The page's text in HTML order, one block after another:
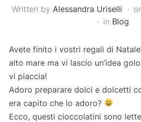
Written by Alessandra Uriselli
in Blog
Avete finito i vostri regali di
alto mare ma vi lascio un’idea
vi piaccia!
Adoro preparare dolci e dolcetti
era capito che lo adoro?
Ecco, questi cioccolatini sono